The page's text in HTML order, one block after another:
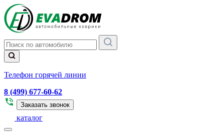
Телефон горячей линии
8 (499) 677-60-62
Заказать звонок
каталог